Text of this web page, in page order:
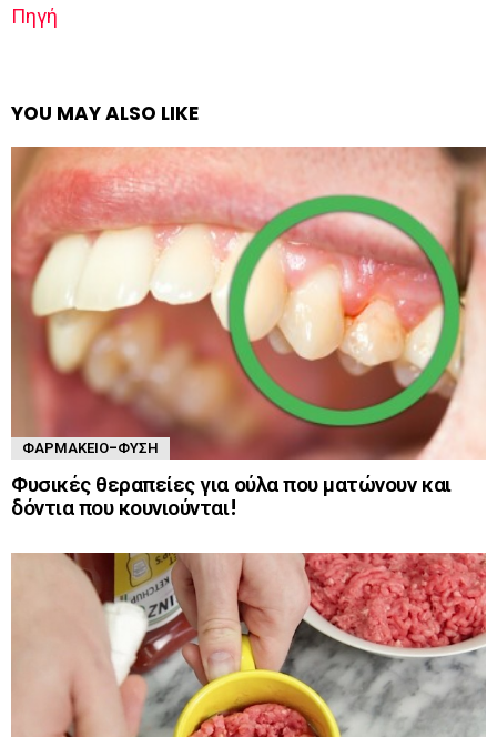
Πηγή
YOU MAY ALSO LIKE
ΦΑΡΜΑΚΕΊΟ-ΦΎΣΗ
Φυσικές θεραπείες για ούλα που ματώνουν και
δόντια που κουνιούνται!